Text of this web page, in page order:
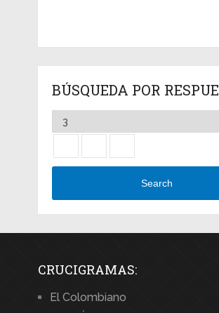
BÚSQUEDA POR
Search
CRUCIGRAMAS:
El Colombiano